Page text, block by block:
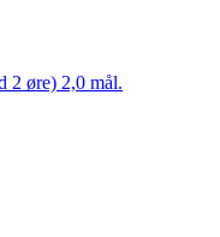
2 øre) 2,0 mål.